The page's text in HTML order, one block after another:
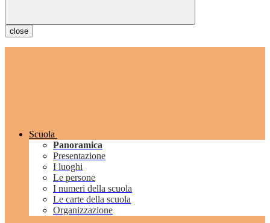
close
Scuola
Panoramica
Presentazione
I luoghi
Le persone
I numeri della scuola
Le carte della scuola
Organizzazione